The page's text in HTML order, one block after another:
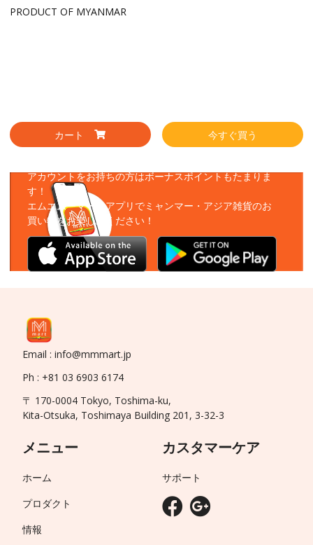
PRODUCT OF MYANMAR
カート 今すぐ買う
アカウントをお持ちの方はボーナスポイントもたまりま
す！
エムエムーマートアプリでミャンマー・アジア雑貨のお
買い物をお楽しみください！
Email : info@mmmart.jp
Ph : +81 03 6903 6174
〒 170-0004 Tokyo, Toshima-ku,
Kita-Otsuka, Toshimaya Building 201, 3-32-3
メニュー
ホーム
プロダクト
情報
カスタマーケア
サポート